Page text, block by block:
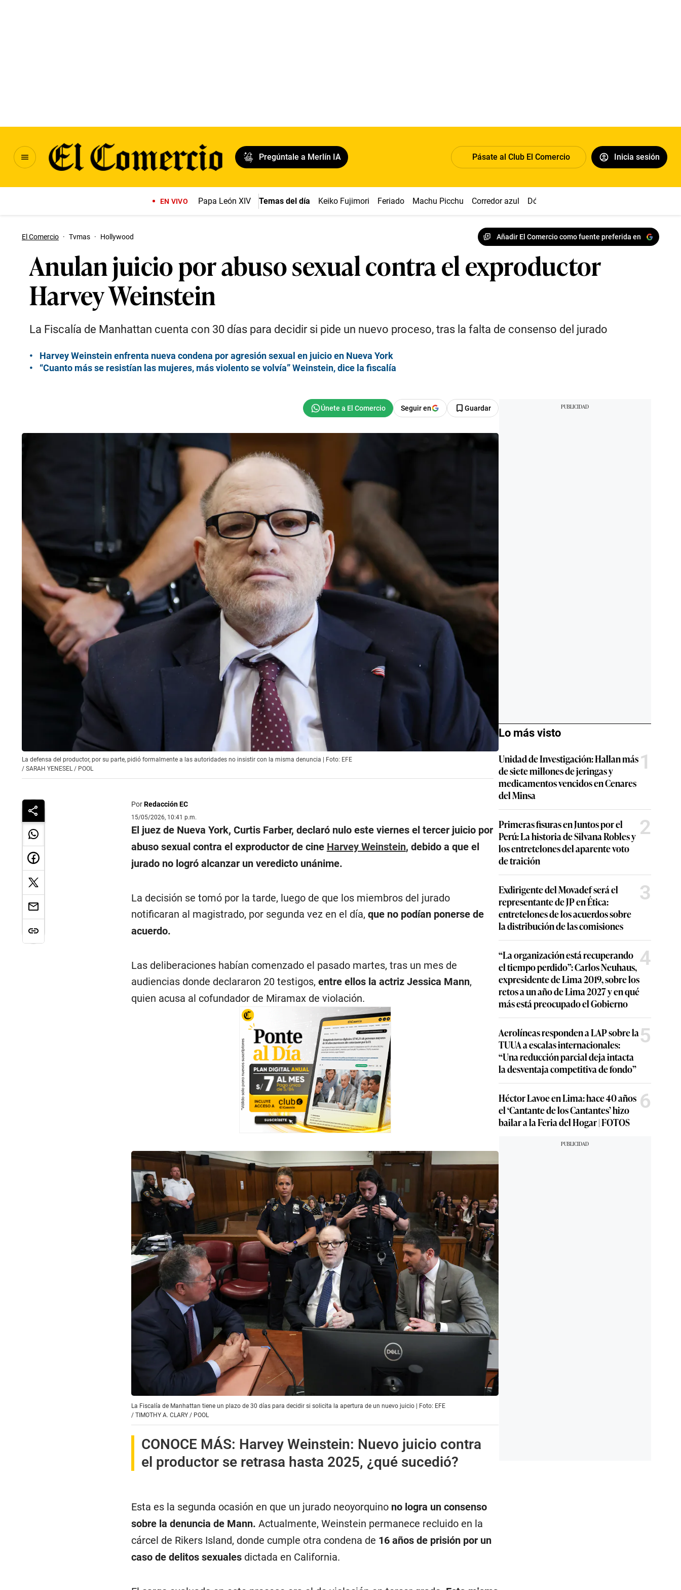
Pregúntale a Merlín IA Pásate al Club El Comercio Inicia sesión
EN VIVO Papa León XIV Temas del día Keiko Fujimori Feriado Machu Picchu Corredor azul Dólar
El Comercio · Tvmas · Hollywood Añadir El Comercio como fuente preferida en
Anulan juicio por abuso sexual contra el exproductor
Harvey Weinstein
La Fiscalía de Manhattan cuenta con 30 días para decidir si pide un nuevo proceso, tras la falta de consenso del jurado
Harvey Weinstein enfrenta nueva condena por agresión sexual en juicio en Nueva York
“Cuanto más se resistían las mujeres, más violento se volvía” Weinstein, dice la fiscalía
Seguir en Guardar
La defensa del productor, por su parte, pidió formalmente a las autoridades no insistir con la misma denuncia | Foto: EFE
/ SARAH YENESEL / POOL
PorRedacción EC
15/05/2026, 10:41 p.m.
El juez de Nueva York, Curtis Farber, declaró nulo este viernes el tercer juicio por
abuso sexual contra el exproductor de cine Harvey Weinstein, debido a que el
jurado no logró alcanzar un veredicto unánime.
La decisión se tomó por la tarde, luego de que los miembros del jurado
notificaran al magistrado, por segunda vez en el día, que no podían ponerse de
acuerdo.
Las deliberaciones habían comenzado el pasado martes, tras un mes de
audiencias donde declararon 20 testigos, entre ellos la actriz Jessica Mann,
quien acusa al cofundador de Miramax de violación.
La Fiscalía de Manhattan tiene un plazo de 30 días para decidir si solicita la apertura de un nuevo juicio | Foto: EFE
/ TIMOTHY A. CLARY / POOL
CONOCE MÁS: Harvey Weinstein: Nuevo juicio contra
el productor se retrasa hasta 2025, ¿qué sucedió?
Esta es la segunda ocasión en que un jurado neoyorquino no logra un consenso
sobre la denuncia de Mann. Actualmente, Weinstein permanece recluido en la
cárcel de Rikers Island, donde cumple otra condena de 16 años de prisión por un
caso de delitos sexualesdictada en California.
Lo más visto
Unidad de Investigación: Hallan más
de siete millones de jeringas y
medicamentos vencidos en Cenares
del Minsa
1
Primeras fisuras en Juntos por el
Perú: La historia de Silvana Robles y
los entretelones del aparente voto
de traición
2
Exdirigente del Movadef será el
representante de JP en Ética:
entretelones de los acuerdos sobre
la distribución de las comisiones
3
“La organización está recuperando
el tiempo perdido”: Carlos Neuhaus,
expresidente de Lima 2019, sobre los
retos a un año de Lima 2027 y en qué
más está preocupado el Gobierno
4
Aerolíneas responden a LAP sobre la
TUUA a escalas internacionales:
“Una reducción parcial deja intacta
la desventaja competitiva de fondo”
5
Héctor Lavoe en Lima: hace 40 años
el ‘Cantante de los Cantantes’ hizo
bailar a la Feria del Hogar | FOTOS
6